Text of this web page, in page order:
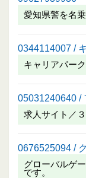
愛知県警を名
0344114007 /
キャリアパー
05031240640 /
求人サイト／
0676525094 /
グローバルゲ
です。